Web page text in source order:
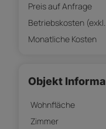
Preis auf Anfrage
Betriebskosten
Monatliche Kosten
Objekt
Wohnfläche
Zimmer